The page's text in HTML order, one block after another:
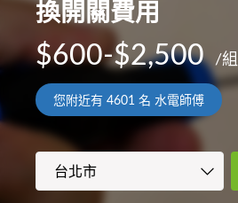
換開關費用
$600-$2,500 /組
您附近有 4601名 水電師傅